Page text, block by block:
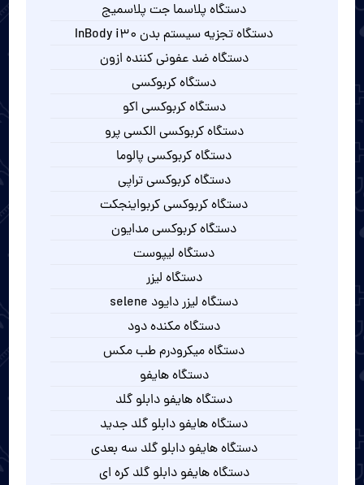
دستگاه پلاسما جت پلاسمیج
دستگاه تجزیه سیستم بدن InBody i30
دستگاه ضد عفونی کننده ازون
دستگاه کربوکسی
دستگاه کربوکسی اکو
دستگاه کربوکسی الکسی پرو
دستگاه کربوکسی پالوما
دستگاه کربوکسی تراپی
دستگاه کربوکسی کربواینجکت
دستگاه کربوکسی مدایون
دستگاه لیپوست
دستگاه لیزر
دستگاه لیزر دایود selene
دستگاه مکنده دود
دستگاه میکرودرم طب مکس
دستگاه هایفو
دستگاه هایفو دابلو گلد
دستگاه هایفو دابلو گلد جدید
دستگاه هایفو دابلو گلد سه بعدی
دستگاه هایفو دابلو گلد کره ای